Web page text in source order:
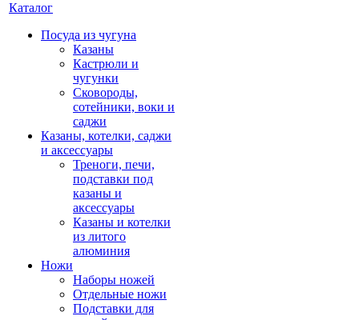
Каталог
Посуда из чугуна
Казаны
Кастрюли и
чугунки
Сковороды,
сотейники, воки и
саджи
Казаны, котелки, саджи
и аксессуары
Треноги, печи,
подставки под
казаны и
аксессуары
Казаны и котелки
из литого
алюминия
Ножи
Наборы ножей
Отдельные ножи
Подставки для